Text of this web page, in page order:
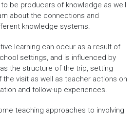
be producers of knowledge as well
about the connections and
knowledge systems.
learning can occur as a result of
settings, and is influenced by
the structure of the trip, setting
the visit as well as teacher actions on
and follow-up experiences.
teaching approaches to involving